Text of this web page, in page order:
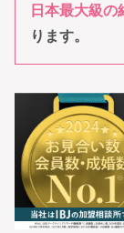
日本最大級
ります。